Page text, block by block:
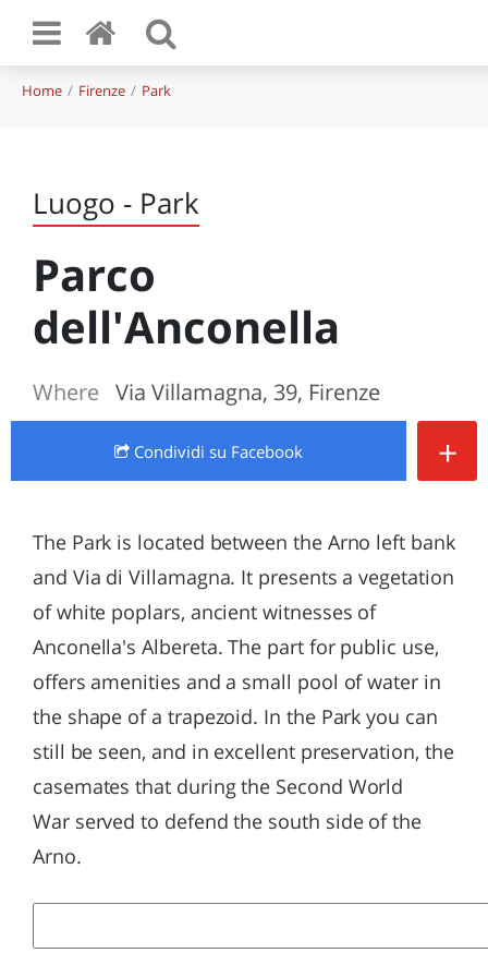
Home Firenze Park
Luogo - Park
Parco
dell'Anconella
Where Via Villamagna, 39, Firenze
Condividi su Facebook +
The Park is located between the Arno left bank
and Via di Villamagna. It presents a vegetation
of white poplars, ancient witnesses of
Anconella's Albereta. The part for public use,
offers amenities and a small pool of water in
the shape of a trapezoid. In the Park you can
still be seen, and in excellent preservation, the
casemates that during the Second World
War served to defend the south side of the
Arno.